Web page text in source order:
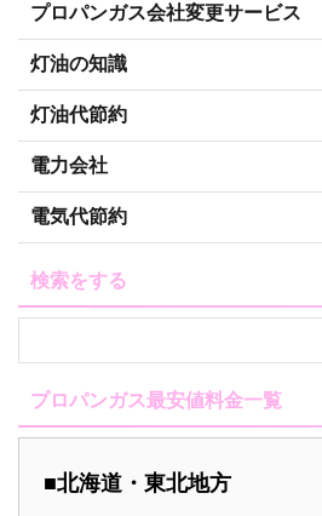
プロパンガス会社変更サービス
灯油の知識
灯油代節約
電力会社
電気代節約
検索をする
プロパンガス最安値料金一覧
■北海道・東北地方